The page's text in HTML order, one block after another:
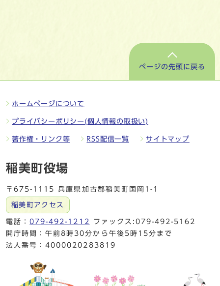
ページの先頭に戻る
ホームページについて
プライバシーポリシー(個人情報の取扱い)
著作権・リンク等 RSS配信一覧 サイトマップ
稲美町役場
〒675-1115 兵庫県加古郡稲美町国岡1-1
稲美町アクセス
電話：079-492-1212
ファックス:079-492-5162
開庁時間：午前8時30分から午後5時15分まで
法人番号：4000020283819